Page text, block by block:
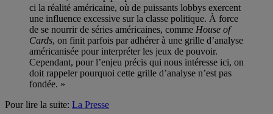
ci la réalité américaine, où de puissants lobbys exercent
une influence excessive sur la classe politique. À force
de se nourrir de séries américaines, comme House of
Cards, on finit parfois par adhérer à une grille d’analyse
américanisée pour interpréter les jeux de pouvoir.
Cependant, pour l’enjeu précis qui nous intéresse ici, on
doit rappeler pourquoi cette grille d’analyse n’est pas
fondée. »
Pour lire la suite: La Presse